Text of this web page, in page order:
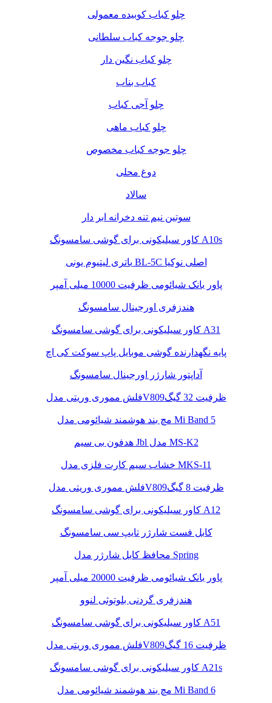
چلو کباب کوبیده معمولی
چلو جوجه کباب سلطانی
چلو کباب نگین دار
کباب بناب
چلو آجی کباب
چلو کباب ماهی
چلو جوجه کباب مخصوص
دوغ محلی
سالاد
سوتین نیم تنه دخرانه ابر دار
کاور سیلیکونی برای گوشی سامسونگ A10s
باتری لیتیوم یونی BL-5C اصلی نوکیا
پاور بانک شیائومی ظرفیت 10000 میلی آمپر
هندزفری اورجینال سامسونگ
کاور سیلیکونی برای گوشی سامسونگ A31
پایه نگهدارنده گوشی موبایل پاپ سوکت کی اچ
آداپتور شارژر اورجینال سامسونگ
فلش مموری وریتی مدلV809ظرفیت 32 گیگ
مچ بند هوشمند شیائومی مدل Mi Band 5
هدفون بی سیم Jbl مدل MS-K2
خشاب سیم کارت فلزی مدل MKS-11
فلش مموری وریتی مدلV809ظرفیت 8 گیگ
کاور سیلیکونی برای گوشی سامسونگ A12
کابل فست شارژر تایپ سی سامسونگ
محافظ کابل شارژر مدل Spring
پاور بانک شیائومی ظرفیت 20000 میلی آمپر
هندزفری گردنی بلوتوثی لنوو
کاور سیلیکونی برای گوشی سامسونگ A51
فلش مموری وریتی مدلV809ظرفیت 16 گیگ
کاور سیلیکونی برای گوشی سامسونگ A21s
مچ بند هوشمند شیائومی مدل Mi Band 6